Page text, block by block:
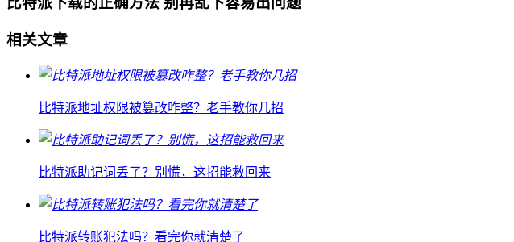
相关文章
比特派地址权限被篡改咋整？老手教你几招
比特派助记词丢了？别慌，这招能救回来
比特派转账犯法吗？看完你就清楚了